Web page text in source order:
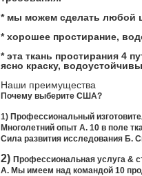
* мы можем сделать любой
* хорошее простирание,
* эта ткань простирания 4
ясно краску,
Наши преимущества
Почему выберите США?
1) Профессиональный
Многолетний опыт А. 10 в поле
Сила развития исследования Б.
2) Профессиональная услуга &
А. Мы имеем над командой 10